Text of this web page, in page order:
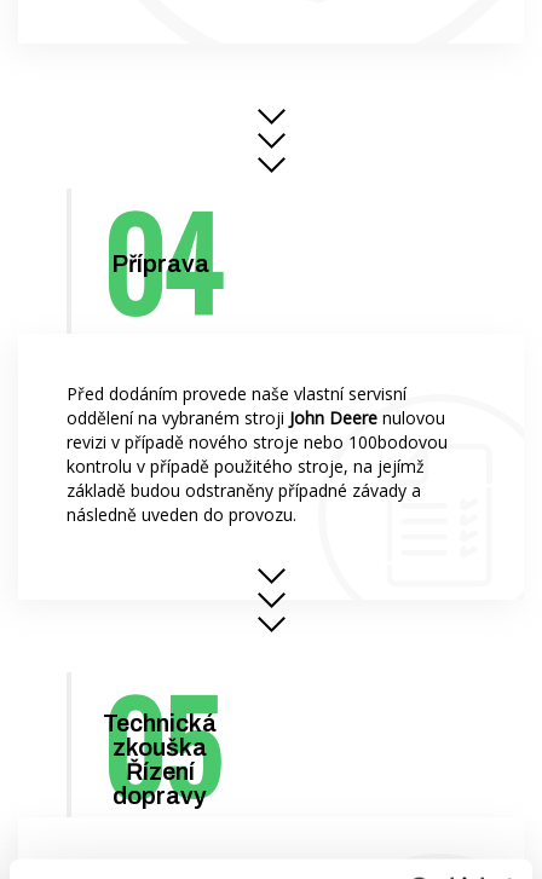
Příprava
Před dodáním provede naše vlastní servisní
oddělení na vybraném stroji John Deere nulovou
revizi v případě nového stroje nebo 100bodovou
kontrolu v případě použitého stroje, na jejímž
základě budou odstraněny případné závady a
následně uveden do provozu.
Technická
zkouška
Řízení
dopravy